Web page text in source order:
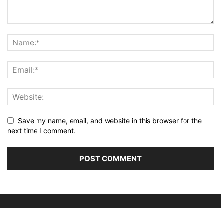
Save my name, email, and website in this browser for the
next time I comment.